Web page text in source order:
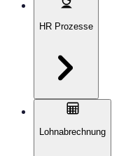
HR Prozesse
Lohnabrechnung